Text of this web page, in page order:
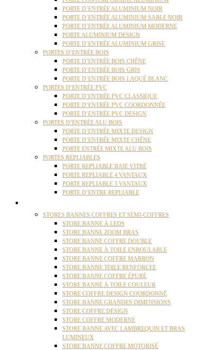
PORTE D’ENTRÉE ALUMINIUM NOIR
PORTE D’ENTRÉE ALUMINIUM SABLE NOIR
PORTE D’ENTRÉE ALUMINIUM MODERNE
PORTE ALUMINIUM DESIGN
PORTE D’ENTRÉE ALUMINIUM GRISE
PORTES D’ENTRÉE BOIS
PORTE D’ENTRÉE BOIS CHÊNE
PORTE D’ENTRÉE BOIS GRIS
PORTE D’ENTRÉE BOIS LAQUÉ BLANC
PORTES D’ENTRÉE PVC
PORTE D’ENTRÉE PVC CLASSIQUE
PORTE D’ENTRÉE PVC COORDONNÉE
PORTE D’ENTRÉE PVC DESIGN
PORTES D’ENTRÉE ALU BOIS
PORTE D’ENTRÉE MIXTE DESIGN
PORTE D’ENTRÉE MIXTE CHÊNE
PORTE ENTRÉE MIXTE ALU BOIS
PORTES REPLIABLES
PORTE REPLIABLE BAIE VITRÉ
PORTE REPLIABLE 4 VANTAUX
PORTE REPLIABLE 3 VANTAUX
PORTE D’ENTRE REPLIABLE
STORES BANNES COFFRES ET SEMI-COFFRES
STORE BANNE À LEDS
STORE BANNE ZOOM BRAS
STORE BANNE COFFRE DOUBLE
STORE BANNE À TOILE ENROULABLE
STORE BANNE COFFRE MARRON
STORE BANNE TOILE RENFORCEE
STORE BANNE COFFRE ÉPURÉ
STORE BANNE À TOILE COULEUR
STORE COFFRE DESIGN COORDONNÉ
STORE BANNE GRANDES DIMENSIONS
STORE COFFRE DESIGN
STORE COFFRE MODERNE
STORE BANNE AVEC LAMBREQUIN ET BRAS
LUMINEUX
STORE BANNE COFFRE MOTORISÉ